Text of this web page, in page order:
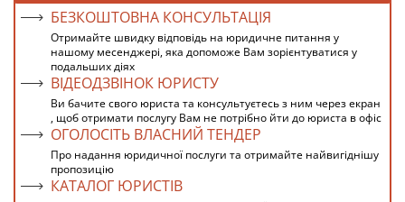
БЕЗКОШТОВНА КОНСУЛЬТАЦІЯ
Отримайте швидку відповідь на юридичне питання у
нашому месенджері, яка допоможе Вам зорієнтуватися у
подальших діях
ВІДЕОДЗВІНОК ЮРИСТУ
Ви бачите свого юриста та консультуєтесь з ним через екран
, щоб отримати послугу Вам не потрібно йти до юриста в офіс
ОГОЛОСІТЬ ВЛАСНИЙ ТЕНДЕР
Про надання юридичної послуги та отримайте найвигіднішу
пропозицію
КАТАЛОГ ЮРИСТІВ